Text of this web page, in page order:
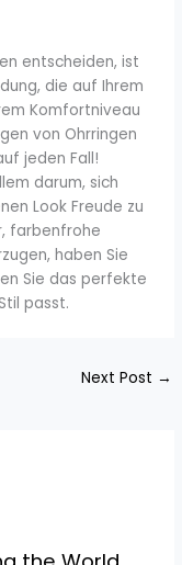
entscheiden, ist
die auf Ihrem
Komfortniveau
von Ohrringen
jeden Fall!
darum, sich
Look Freude zu
farbenfrohe
haben Sie
Sie das perfekte
passt.
Next Post →